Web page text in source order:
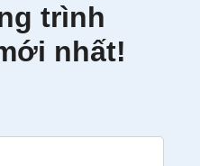
trình
nhất!